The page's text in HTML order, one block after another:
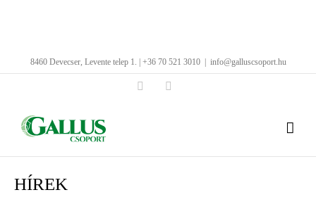
8460 Devecser, Levente telep 1. | +36 70 521 3010 info@galluscsoport.hu
Facebook
HÍREK